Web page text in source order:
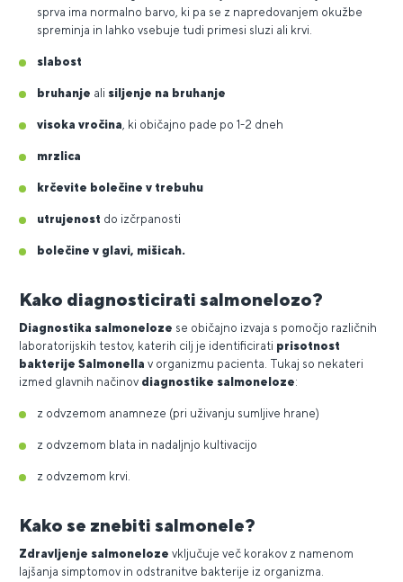
sprva ima normalno barvo, ki pa se z napredovanjem okužbe
spreminja in lahko vsebuje tudi primesi sluzi ali krvi.
slabost
bruhanje ali siljenje na bruhanje
visoka vročina, ki običajno pade po 1-2 dneh
mrzlica
krčevite bolečine v trebuhu
utrujenost do izčrpanosti
bolečine v glavi, mišicah.
Kako diagnosticirati salmonelozo?
Diagnostika salmoneloze se običajno izvaja s pomočjo različnih
laboratorijskih testov, katerih cilj je identificirati prisotnost
bakterije Salmonella v organizmu pacienta. Tukaj so nekateri
izmed glavnih načinov diagnostike salmoneloze:
z odvzemom anamneze (pri uživanju sumljive hrane)
z odvzemom blata in nadaljnjo kultivacijo
z odvzemom krvi.
Kako se znebiti salmonele?
Zdravljenje salmoneloze vključuje več korakov z namenom
lajšanja simptomov in odstranitve bakterije iz organizma.